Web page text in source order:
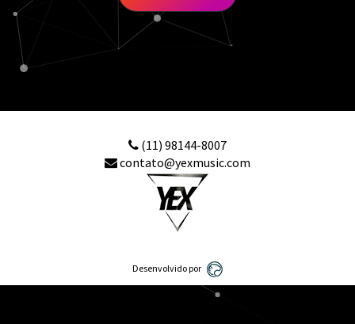
(11) 98144-8007
contato@yexmusic.com
Desenvolvido por